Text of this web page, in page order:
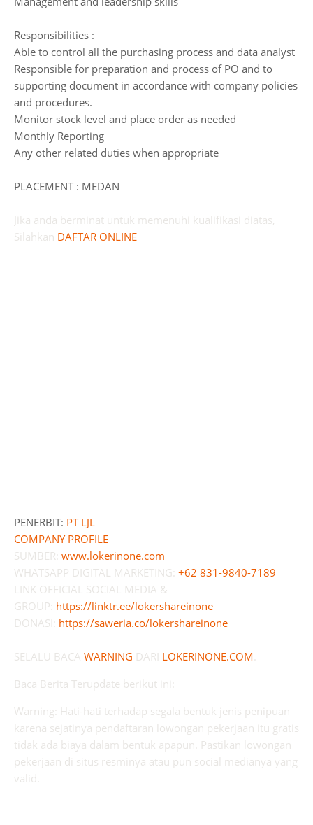
Responsibilities :
Able to control all the purchasing process and data analyst
Responsible for preparation and process of PO and to
supporting document in accordance with company policies
and procedures.
Monitor stock level and place order as needed
Monthly Reporting
Any other related duties when appropriate
PLACEMENT : MEDAN
Jika anda berminat untuk memenuhi kualifikasi diatas,
Silahkan DAFTAR ONLINE
PENERBIT: PT LJL
COMPANY PROFILE
SUMBER: www.lokerinone.com
WHATSAPP DIGITAL MARKETING: +62 831-9840-7189
LINK OFFICIAL SOCIAL MEDIA &
GROUP: https://linktr.ee/lokershareinone
DONASI: https://saweria.co/lokershareinone
SELALU BACA WARNING DARI LOKERINONE.COM
Baca Berita Terupdate berikut ini:
Warning: Hati-hati terhadap segala bentuk jenis penipuan
karena sejatinya pendaftaran lowongan pekerjaan itu gratis
tidak ada biaya dalam bentuk apapun. Pastikan lowongan
pekerjaan di situs resminya atau pun social medianya yang
valid.